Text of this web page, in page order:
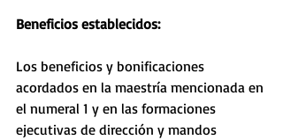
Beneficios establecidos:
Los beneficios y bonificaciones
acordados en la maestría mencionada en
el numeral 1 y en las formaciones
ejecutivas de dirección y mandos